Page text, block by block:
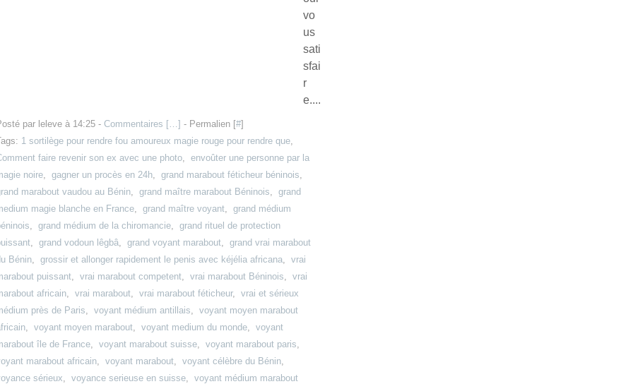
vo
us
sati
sfai
r
e....
par leleve à 14:25 - Commentaires […] - Permalien [#]
1 sortilège pour rendre fou amoureux magie rouge pour rendre que,
faire revenir son ex avec une photo, envoûter une personne par la
noire, gagner un procès en 24h, grand marabout féticheur béninois,
marabout vaudou au Bénin, grand maître marabout Béninois, grand
magie blanche en France, grand maître voyant, grand médium
, grand médium de la chiromancie, grand rituel de protection
, grand vodoun lêgbâ, grand voyant marabout, grand vrai marabout
Bénin, grossir et allonger rapidement le penis avec kéjélia africana, vrai
puissant, vrai marabout competent, vrai marabout Béninois, vrai
africain, vrai marabout, vrai marabout féticheur, vrai et sérieux
près de Paris, voyant médium antillais, voyant moyen marabout
, voyant moyen marabout, voyant medium du monde, voyant
île de France, voyant marabout suisse, voyant marabout paris,
marabout africain, voyant marabout, voyant célèbre du Bénin,
sérieux, voyance serieuse en suisse, voyant médium marabout